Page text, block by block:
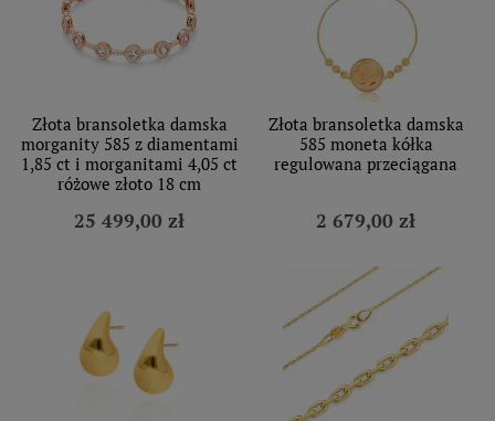
Złota bransoletka damska
morganity 585 z diamentami
1,85 ct i morganitami 4,05 ct
różowe złoto 18 cm
25 499,00 zł
Złota bransoletka damska
585 moneta kółka
regulowana przeciągana
2 679,00 zł